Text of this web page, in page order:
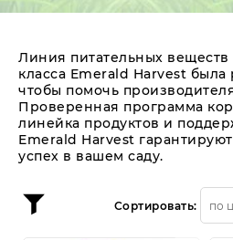
Политика
Возврат товаров и
Частые вопросы
О нас
Отзывы
Обратная связь
Линия питательных
класса Emerald Harvest была
чтобы помочь
Проверенная программа
линейка продуктов и
Emerald Harvest
успех в вашем саду.
Сортировать: